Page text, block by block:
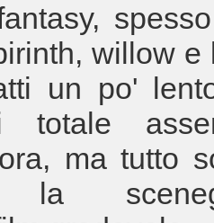
willow e
un po'
totale
ma tutto
la